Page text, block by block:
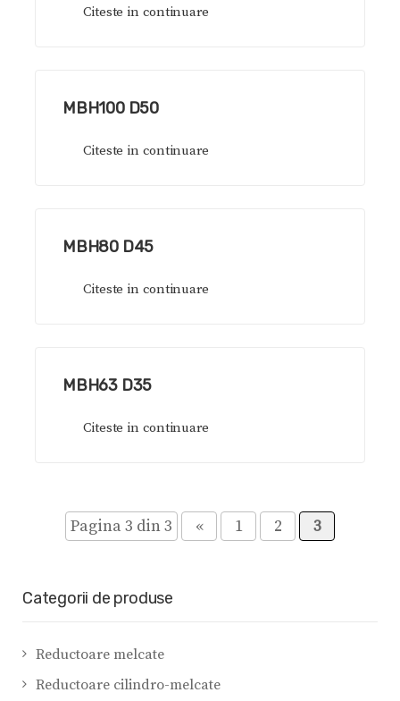
Citeste in continuare
MBH100 D50
Citeste in continuare
MBH80 D45
Citeste in continuare
MBH63 D35
Citeste in continuare
Pagina 3 din 3 « 1 2 3
Categorii de produse
Reductoare melcate
Reductoare cilindro-melcate